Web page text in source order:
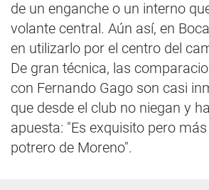
de un enganche o un interno
volante central. Aún así, en
en utilizarlo por el centro del
De gran técnica, las
con Fernando Gago son casi
que desde el club no niegan y
apuesta: "Es exquisito pero más
potrero de Moreno".